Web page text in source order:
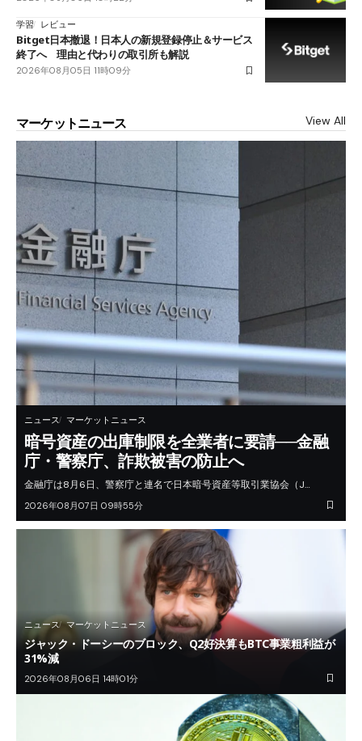
学習 レビュー
Bitget日本撤退！日本人の新規登録停止＆サービス
終了へ 理由と代わりの取引所も解説
2026年08月05日 11時09分
マーケットニュース View All
ニュース マーケットニュース
暗号資産の出庫制限を全業者に要請──金融
庁・警察庁、詐欺被害の防止へ
金融庁は8月6日、警察庁と連名で日本暗号資産等取引業協会（J…
2026年08月07日 09時55分
ニュース マーケットニュース
ジャック・ドーシーのブロック、Q2好決算もBTC事業粗利益が
31%減
2026年08月06日 14時01分